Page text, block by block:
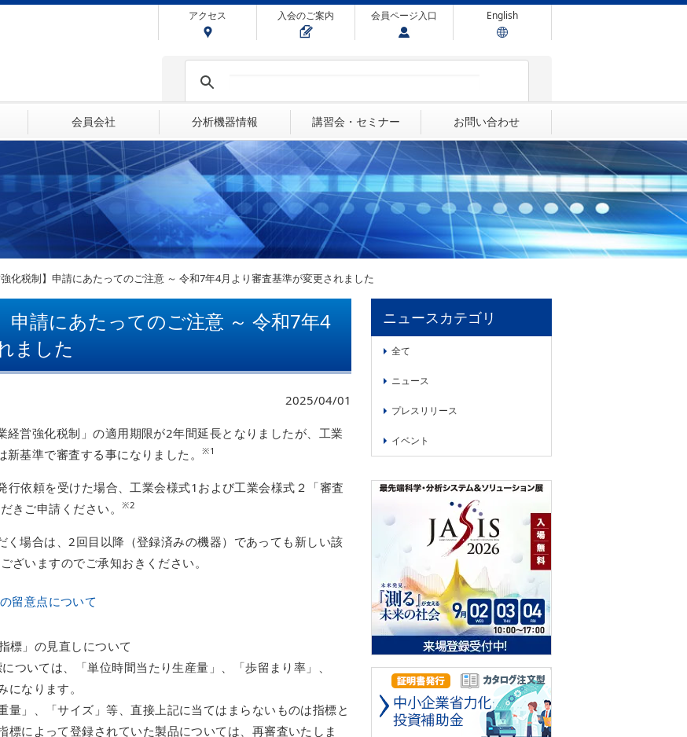
アクセス 入会のご案内 会員ページ入口 English
会員会社 分析機器情報 講習会・セミナー お問い合わせ
強化税制】申請にあたってのご注意 ～ 令和7年4月より審査基準が変更されました
申請にあたってのご注意 ～ 令和7年4
ました
2025/04/01
営強化税制」の適用期限が2年間延長となりましたが、工業
新基準で審査する事になりました。※1
依頼を受けた場合、工業会様式1および工業会様式２「審査
きご申請ください。※2
く場合は、2回目以降（登録済みの機器）であっても新しい該
ざいますのでご承知おきください。
留意点について
標」の見直しについて
ついては、「単位時間当たり生産量」、「歩留まり率」、
になります。
量」、「サイズ」等、直接上記に当てはまらないものは指標と
標によって登録されていた製品については、再審査いたしま
ニュースカテゴリ
全て
ニュース
プレスリリース
イベント